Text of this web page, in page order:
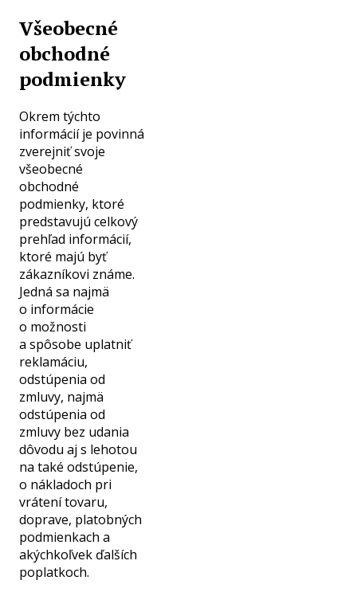
Všeobecné
obchodné
podmienky
Okrem týchto
informácií je povinná
zverejniť svoje
všeobecné
obchodné
podmienky, ktoré
predstavujú celkový
prehľad informácií,
ktoré majú byť
zákazníkovi známe.
Jedná sa najmä
o informácie
o možnosti
a spôsobe uplatniť
reklamáciu,
odstúpenia od
zmluvy, najmä
odstúpenia od
zmluvy bez udania
dôvodu aj s lehotou
na také odstúpenie,
o nákladoch pri
vrátení tovaru,
doprave, platobných
podmienkach a
akýchkoľvek ďalších
poplatkoch.